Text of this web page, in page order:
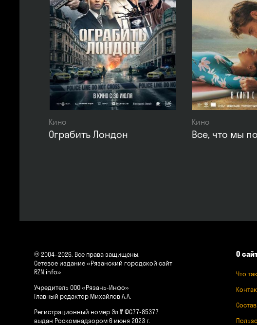
Кино
Ограбить Лондон
Кино
Все, что мы
© 2004–2026. Все права защищены.
Сетевое издание «Рязанский городской сайт
RZN.info»
Учредитель ООО «Рязань-Инфо»
Главный редактор Михайлов А.А.
Регистрационный номер Эл № ФС77-85377
выдан Роскомнадзором 6 июня 2023 г.
О
Что